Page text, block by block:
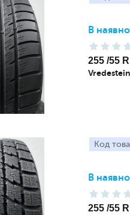
В
255 /55
Код
В
255 /55